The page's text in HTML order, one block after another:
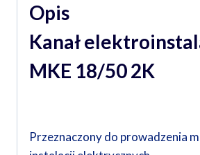
Opis
Kanał
MKE 18/50 2K
Przeznaczony do prowadzenia